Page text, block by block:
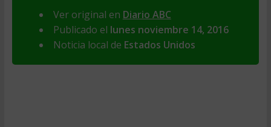
Ver original en Diario ABC
Publicado el lunes noviembre 14, 2016
Noticia local de Estados Unidos